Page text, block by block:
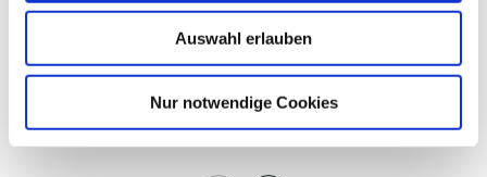
Auswahl erlauben
Nur notwendige Cookies